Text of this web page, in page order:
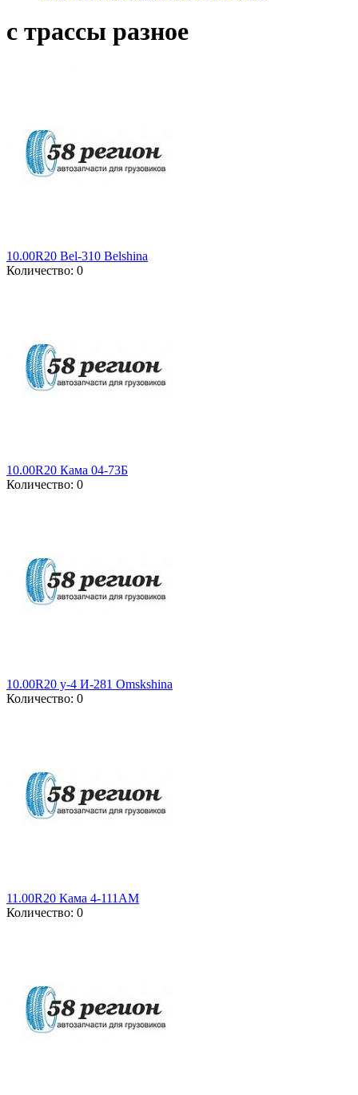
с трассы разное
10.00R20 Bel-310 Belshina
Количество: 0
10.00R20 Кама 04-73Б
Количество: 0
10.00R20 у-4 И-281 Omskshina
Количество: 0
11.00R20 Кама 4-111АМ
Количество: 0